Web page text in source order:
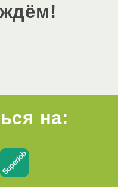
на: